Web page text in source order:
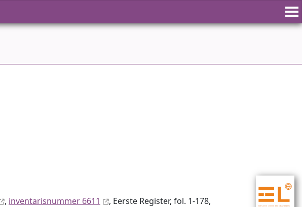
, inventaris­num­mer 6611
, Eerste Register, fol. 1-178,